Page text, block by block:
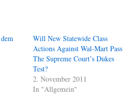
Will New Statewide Class
Actions Against Wal-Mart Pass
The Supreme Court’s Dukes
Test?
2. November 2011
In "Allgemein"